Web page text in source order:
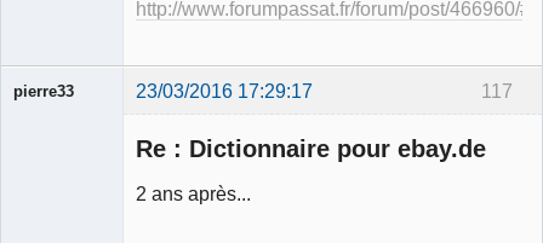
http://www.forumpassat.fr/forum/post/466960/
117
pierre33 23/03/2016 17:29:17
Re : Dictionnaire pour ebay.de
2 ans après...